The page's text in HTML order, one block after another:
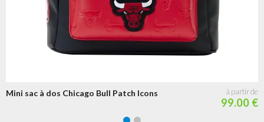
Mini sac à dos Chicago Bull Patch Icons
99.00 €